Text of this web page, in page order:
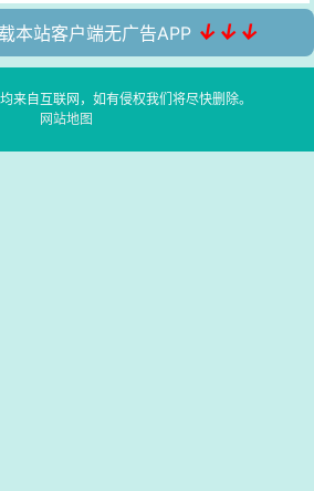
本站客户端无广告APP ↓↓↓
来自互联网，如有侵权我们将尽快删除。
网站地图